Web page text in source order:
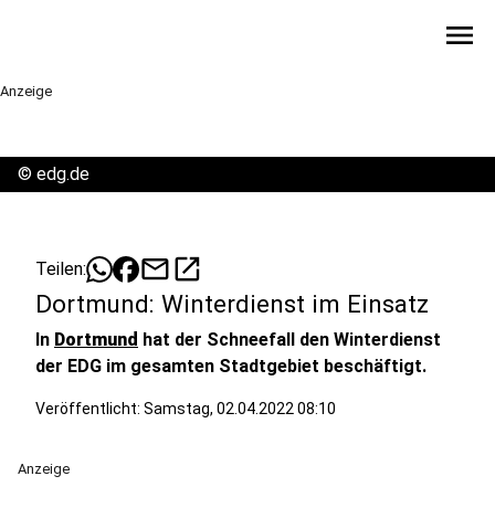
menu
Anzeige
© edg.de
Teilen: mailopen_in_new
Dortmund: Winterdienst im Einsatz
In Dortmund hat der Schneefall den Winterdienst
der EDG im gesamten Stadtgebiet beschäftigt.
Veröffentlicht: Samstag, 02.04.2022 08:10
Anzeige